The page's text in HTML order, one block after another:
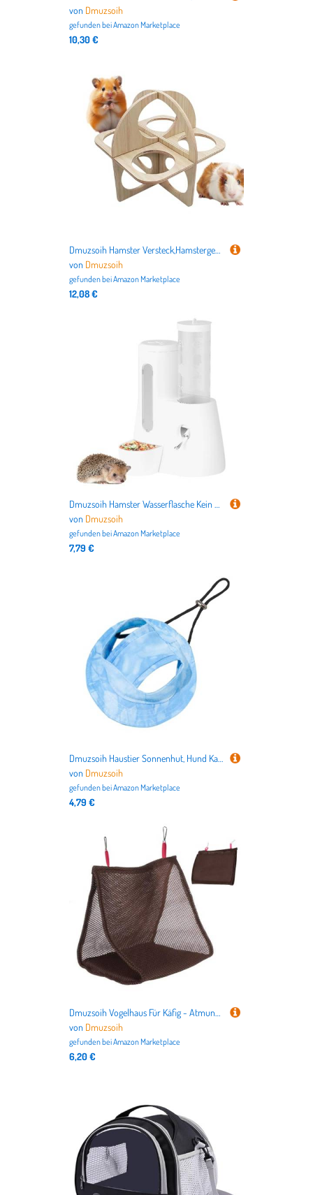
von Dmuzsoih
gefunden beiAmazon Marketplace
10,30 €
Dmuzsoih Hamster Versteck,Hamstergehege | Holzhaus Für Hamster Und Frettchen Als Schlafplatz Spielbereich Für Innen Außen Und Unterwegs
von Dmuzsoih
gefunden beiAmazon Marketplace
12,08 €
Dmuzsoih Hamster Wasserflasche Kein Tropfen | Hamster Wasser und Futter Spender Set - Auslaufsichere Tränke und Futterspender für Kleintiere Fütterung und Trinken
von Dmuzsoih
gefunden beiAmazon Marketplace
7,79 €
Dmuzsoih Haustier Sonnenhut, Hund Katze Sommer Hut Mit Ohrenlöchern, Kopfbedeckung Für Kleine Hunde Katzen Outdoor Aktivitäten Park Wandern Ausflüge
von Dmuzsoih
gefunden beiAmazon Marketplace
4,79 €
Dmuzsoih Vogelhaus Für Käfig - Atmungsaktiver Schlafplatz Für Sittiche,Wellensittich Sitzstangen Für Winterreise Schlafstütze Garten Balkon Terrasse
von Dmuzsoih
gefunden beiAmazon Marketplace
6,20 €